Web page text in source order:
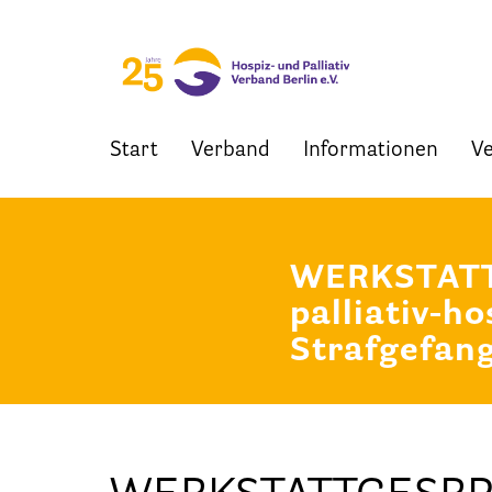
Start Verband Informationen
palliativ-